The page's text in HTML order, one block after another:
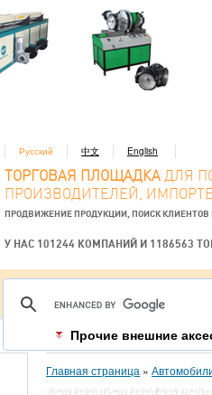
Русский 中文 English
ТОРГОВАЯ ПЛОЩАДКА ДЛЯ
ПРОИЗВОДИТЕЛЕЙ,
ПРОДВИЖЕНИЕ ПРОДУКЦИИ, ПОИСК КЛИЕНТОВ
У НАС 101244 КОМПАНИЙ И 1186563
Прочие внешние
Главная страница »